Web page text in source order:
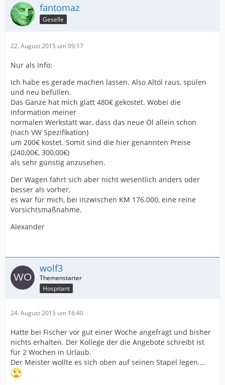
fantomaz
Geselle
22. August 2015 um 09:17
Nur als Info:
Ich habe es gerade machen lassen. Also Altöl raus, spülen
und neu befüllen.
Das Ganze hat mich glatt 480€ gekostet. Wobei die
Information meiner
normalen Werkstatt war, dass das neue Öl allein schon
(nach VW Spezifikation)
um 200€ kostet. Somit sind die hier genannten Preise
(240,00€, 300,00€)
als sehr günstig anzusehen.
Der Wagen fährt sich aber nicht wesentlich anders oder
besser als vorher,
es war für mich, bei inzwischen KM 176.000, eine reine
Vorsichtsmaßnahme.
Alexander
wolf3
Hospitant
24. August 2015 um 16:40
Hatte bei Fischer vor gut einer Woche angefragt und bisher
nichts erhalten. Der Kollege der die Angebote schreibt ist
für 2 Wochen in Urlaub.
Der Meister wollte es sich oben auf seinen Stapel legen....